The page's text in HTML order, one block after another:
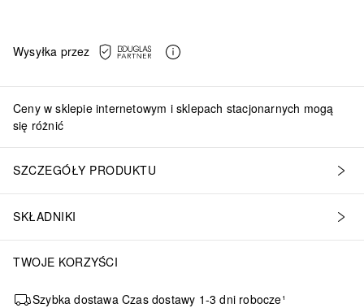
Wysyłka przez
Ceny w sklepie internetowym i sklepach stacjonarnych mogą
się różnić
SZCZEGÓŁY PRODUKTU
SKŁADNIKI
TWOJE KORZYŚCI
Szybka dostawa Czas dostawy 1-3 dni robocze¹